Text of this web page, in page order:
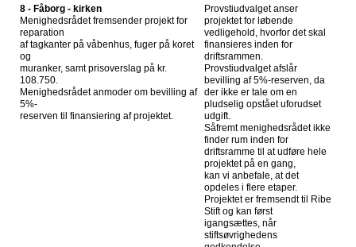
8 - Fåborg - kirken
Menighedsrådet fremsender projekt for
reparation
af tagkanter på våbenhus, fuger på koret
og
muranker, samt prisoverslag på kr.
108.750.
Menighedsrådet anmoder om bevilling af
5%-
reserven til finansiering af projektet.
Provstiudvalget anser
projektet for løbende
vedligehold, hvorfor det skal
finansieres inden for
driftsrammen.
Provstiudvalget afslår
bevilling af 5%-reserven, da
der ikke er tale om en
pludselig opstået uforudset
udgift.
Såfremt menighedsrådet ikke
finder rum inden for
driftsramme til at udføre hele
projektet på en gang,
kan vi anbefale, at det
opdeles i flere etaper.
Projektet er fremsendt til Ribe
Stift og kan først
igangsættes, når
stiftsøvrighedens